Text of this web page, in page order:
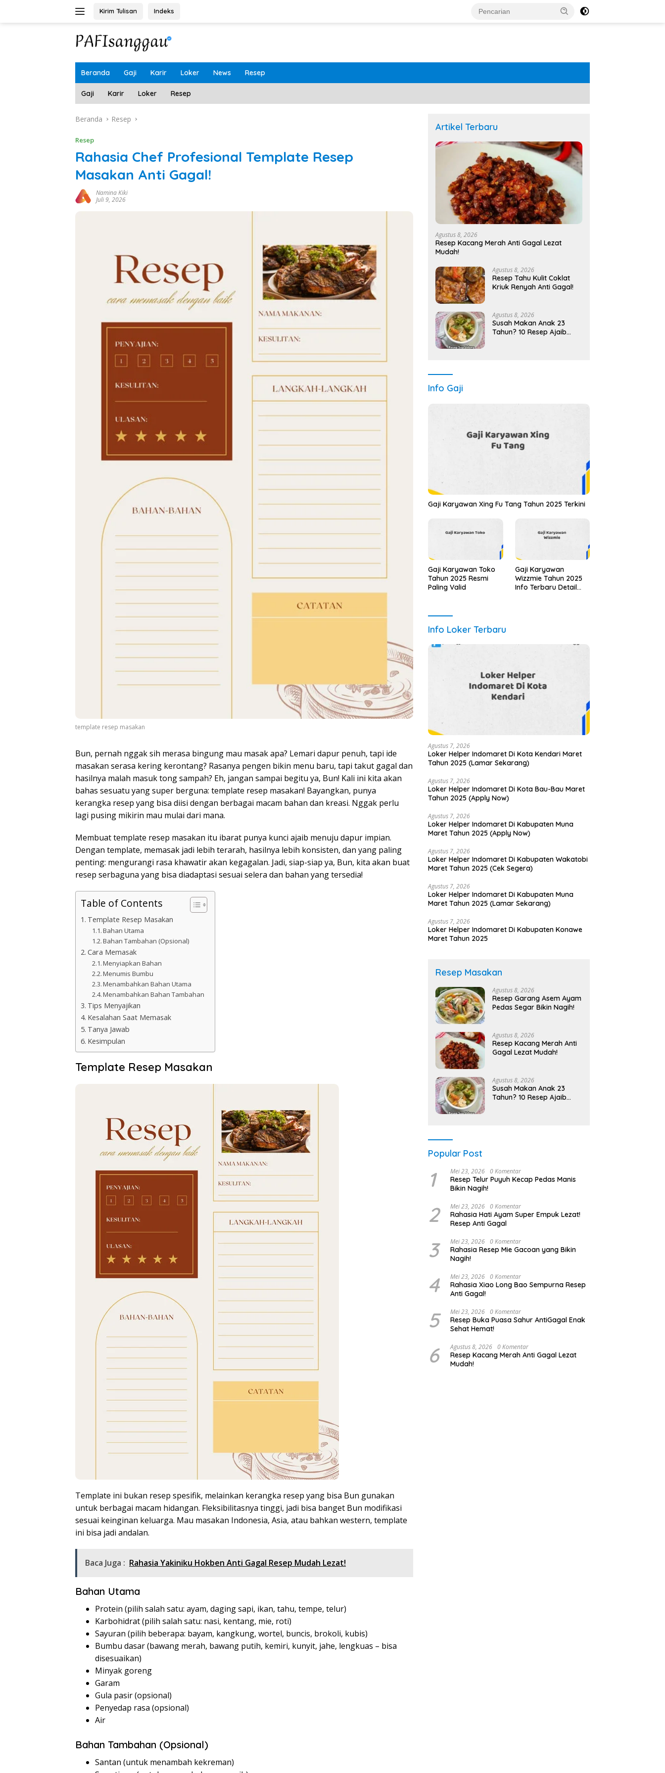
Kirim Tulisan Indeks
Beranda Gaji Karir Loker News Resep
Gaji Karir Loker Resep
Beranda Resep
Resep
Rahasia Chef Profesional Template Resep
Masakan Anti Gagal!
Namina Kiki
Juli 9, 2026
template resep masakan
Bun, pernah nggak sih merasa bingung mau masak apa? Lemari dapur penuh, tapi ide
masakan serasa kering kerontang? Rasanya pengen bikin menu baru, tapi takut gagal dan
hasilnya malah masuk tong sampah? Eh, jangan sampai begitu ya, Bun! Kali ini kita akan
bahas sesuatu yang super berguna: template resep masakan! Bayangkan, punya
kerangka resep yang bisa diisi dengan berbagai macam bahan dan kreasi. Nggak perlu
lagi pusing mikirin mau mulai dari mana.
Membuat template resep masakan itu ibarat punya kunci ajaib menuju dapur impian.
Dengan template, memasak jadi lebih terarah, hasilnya lebih konsisten, dan yang paling
penting: mengurangi rasa khawatir akan kegagalan. Jadi, siap-siap ya, Bun, kita akan buat
resep serbaguna yang bisa diadaptasi sesuai selera dan bahan yang tersedia!
Table of Contents
Template Resep Masakan
Bahan Utama
Bahan Tambahan (Opsional)
Cara Memasak
Menyiapkan Bahan
Menumis Bumbu
Menambahkan Bahan Utama
Menambahkan Bahan Tambahan
Tips Menyajikan
Kesalahan Saat Memasak
Tanya Jawab
Kesimpulan
Template Resep Masakan
Template ini bukan resep spesifik, melainkan kerangka resep yang bisa Bun gunakan
untuk berbagai macam hidangan. Fleksibilitasnya tinggi, jadi bisa banget Bun modifikasi
sesuai keinginan keluarga. Mau masakan Indonesia, Asia, atau bahkan western, template
ini bisa jadi andalan.
Baca Juga : Rahasia Yakiniku Hokben Anti Gagal Resep Mudah Lezat!
Bahan Utama
Protein (pilih salah satu: ayam, daging sapi, ikan, tahu, tempe, telur)
Karbohidrat (pilih salah satu: nasi, kentang, mie, roti)
Sayuran (pilih beberapa: bayam, kangkung, wortel, buncis, brokoli, kubis)
Bumbu dasar (bawang merah, bawang putih, kemiri, kunyit, jahe, lengkuas – bisa
disesuaikan)
Minyak goreng
Garam
Gula pasir (opsional)
Penyedap rasa (opsional)
Air
Bahan Tambahan (Opsional)
Santan (untuk menambah kekreman)
Artikel Terbaru
Agustus 8, 2026
Resep Kacang Merah Anti Gagal Lezat
Mudah!
Agustus 8, 2026
Resep Tahu Kulit Coklat
Kriuk Renyah Anti Gagal!
Agustus 8, 2026
Susah Makan Anak 23
Tahun? 10 Resep Ajaib
Info Gaji
Gaji Karyawan Xing Fu Tang Tahun 2025 Terkini
Gaji Karyawan Toko
Tahun 2025 Resmi
Paling Valid
Gaji Karyawan
Wizzmie Tahun 2025
Info Terbaru Detail
Info Loker Terbaru
Agustus 7, 2026
Loker Helper Indomaret Di Kota Kendari Maret
Tahun 2025 (Lamar Sekarang)
Agustus 7, 2026
Loker Helper Indomaret Di Kota Bau-Bau Maret
Tahun 2025 (Apply Now)
Agustus 7, 2026
Loker Helper Indomaret Di Kabupaten Muna
Maret Tahun 2025 (Apply Now)
Agustus 7, 2026
Loker Helper Indomaret Di Kabupaten Wakatobi
Maret Tahun 2025 (Cek Segera)
Agustus 7, 2026
Loker Helper Indomaret Di Kabupaten Muna
Maret Tahun 2025 (Lamar Sekarang)
Agustus 7, 2026
Loker Helper Indomaret Di Kabupaten Konawe
Maret Tahun 2025
Resep Masakan
Agustus 8, 2026
Resep Garang Asem Ayam
Pedas Segar Bikin Nagih!
Agustus 8, 2026
Resep Kacang Merah Anti
Gagal Lezat Mudah!
Agustus 8, 2026
Susah Makan Anak 23
Tahun? 10 Resep Ajaib
Popular Post
1 Mei 23, 2026 0 Komentar
Resep Telur Puyuh Kecap Pedas Manis
Bikin Nagih!
2 Mei 23, 2026 0 Komentar
Rahasia Hati Ayam Super Empuk Lezat!
Resep Anti Gagal
3 Mei 23, 2026 0 Komentar
Rahasia Resep Mie Gacoan yang Bikin
Nagih!
4 Mei 23, 2026 0 Komentar
Rahasia Xiao Long Bao Sempurna Resep
Anti Gagal!
5 Mei 23, 2026 0 Komentar
Resep Buka Puasa Sahur AntiGagal Enak
Sehat Hemat!
6 Agustus 8, 2026 0 Komentar
Resep Kacang Merah Anti Gagal Lezat
Mudah!